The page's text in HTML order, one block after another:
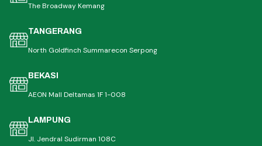
The Broadway Kemang
TANGERANG
North Goldfinch Summarecon Serpong
BEKASI
AEON Mall Deltamas 1F 1-008
LAMPUNG
Jl. Jendral Sudirman 108C